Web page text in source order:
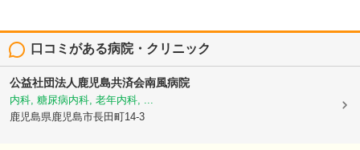
口コミがある病院・クリニック
公益社団法人鹿児島共済会南風病院
内科, 糖尿病内科, 老年内科, ...
鹿児島県鹿児島市長田町14-3